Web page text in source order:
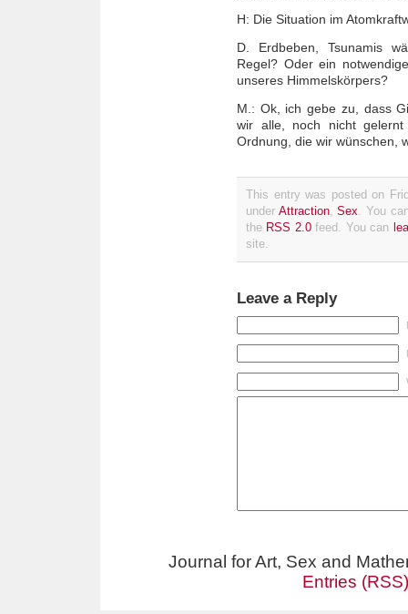
H: Die Situation im
D. Erdbeben, Tsunamis
Regel? Oder ein
unseres Himmelskörpers?
M.: Ok, ich gebe zu, dass
wir alle, noch nicht
Ordnung, die wir wünschen,
This entry was posted on
under Attraction,Sex . You
the RSS 2.0feed. You can
site.
Leave a Reply
Journal for Art, Sex and
Entries (RSS)